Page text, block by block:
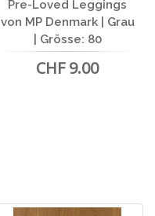
Pre-Loved Leggings
von MP Denmark | Grau
| Grösse: 80
CHF 9.00